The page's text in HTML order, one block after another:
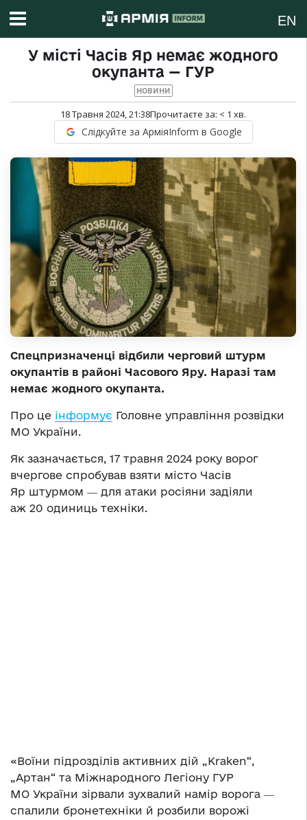
EN
У місті Часів Яр немає жодного
окупанта — ГУР
НОВИНИ
18 Травня 2024, 21:38Прочитаєте за: < 1 хв.
Слідкуйте за АрміяInform в Google
Спецпризначенці відбили черговий штурм
окупантів в районі Часового Яру. Наразі там
немає жодного окупанта.
Про це інформує Головне управління розвідки
МО України.
Як зазначається, 17 травня 2024 року ворог
вчергове спробував взяти місто Часів
Яр штурмом ― для атаки росіяни задіяли
аж 20 одиниць техніки.
«Воїни підрозділів активних дій „Kraken“,
„Артан“ та Міжнародного Легіону ГУР
МО України зірвали зухвалий намір ворога ―
спалили бронетехніки й розбили ворожі